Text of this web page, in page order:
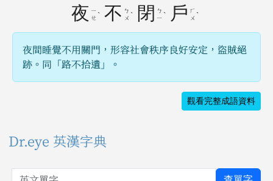
夜 ㄧ
ㄝ ˋ 不 ㄅ
ㄨ ˋ 閉
ㄅ
ㄧ ˋ 戶 ㄏ
ㄨ ˋ
夜間睡覺不用關門，形容社會秩序良好安定，盜賊絕
跡。同「路不拾遺」。
觀看完整成語資料
Dr.eye 英漢字典
英文單字